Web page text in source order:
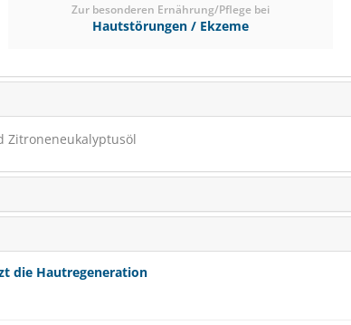
Zur besonderen Ernährung/Pflege bei
Hautstörungen / Ekzeme
Zitroneneukalyptusöl
die Hautregeneration